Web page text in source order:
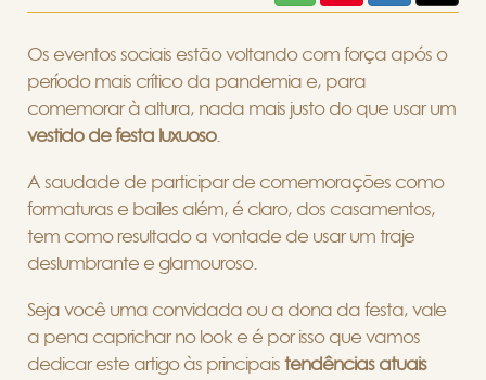
Os eventos sociais estão voltando com força após o
período mais crítico da pandemia e, para
comemorar à altura, nada mais justo do que usar um
vestido de festa luxuoso.
A saudade de participar de comemorações como
formaturas e bailes além, é claro, dos casamentos,
tem como resultado a vontade de usar um traje
deslumbrante e glamouroso.
Seja você uma convidada ou a dona da festa, vale
a pena caprichar no look e é por isso que vamos
dedicar este artigo às principais tendências atuais